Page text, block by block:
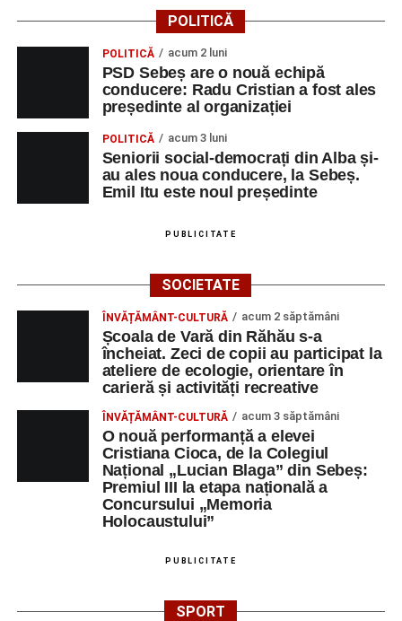
POLITICĂ
POLITICĂ acum 2 luni
PSD Sebeș are o nouă echipă
conducere: Radu Cristian a fost ales
președinte al organizației
POLITICĂ acum 3 luni
Seniorii social-democrați din Alba și-
au ales noua conducere, la Sebeș.
Emil Itu este noul președinte
PUBLICITATE
SOCIETATE
ÎNVĂȚĂMÂNT-CULTURĂ acum 2 săptămâni
Școala de Vară din Răhău s-a
încheiat. Zeci de copii au participat la
ateliere de ecologie, orientare în
carieră și activități recreative
ÎNVĂȚĂMÂNT-CULTURĂ acum 3 săptămâni
O nouă performanță a elevei
Cristiana Cioca, de la Colegiul
Național „Lucian Blaga” din Sebeș:
Premiul III la etapa națională a
Concursului „Memoria
Holocaustului”
PUBLICITATE
SPORT